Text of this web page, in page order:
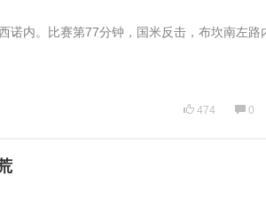
诺内。比赛第77分钟，国米反击，布坎南左路
474 0